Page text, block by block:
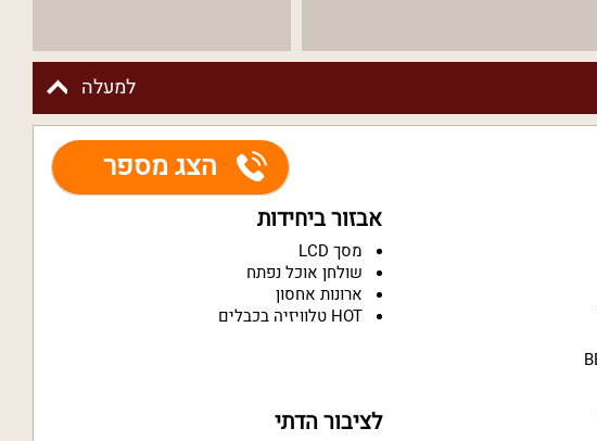
למעלה
הצג מספר
אבזור ביחידות
מסך LCD
שולחן אוכל נפתח
ארונות אחסון
HOT טלוויזיה בכבלים
לציבור הדתי